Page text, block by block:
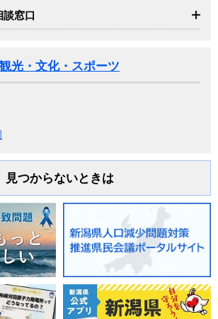
談窓口
観光・文化・スポーツ
見つからないときは